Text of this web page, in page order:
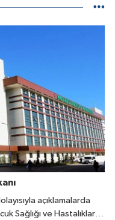
açıklamalarda
Sağlığı ve Hastalıkları